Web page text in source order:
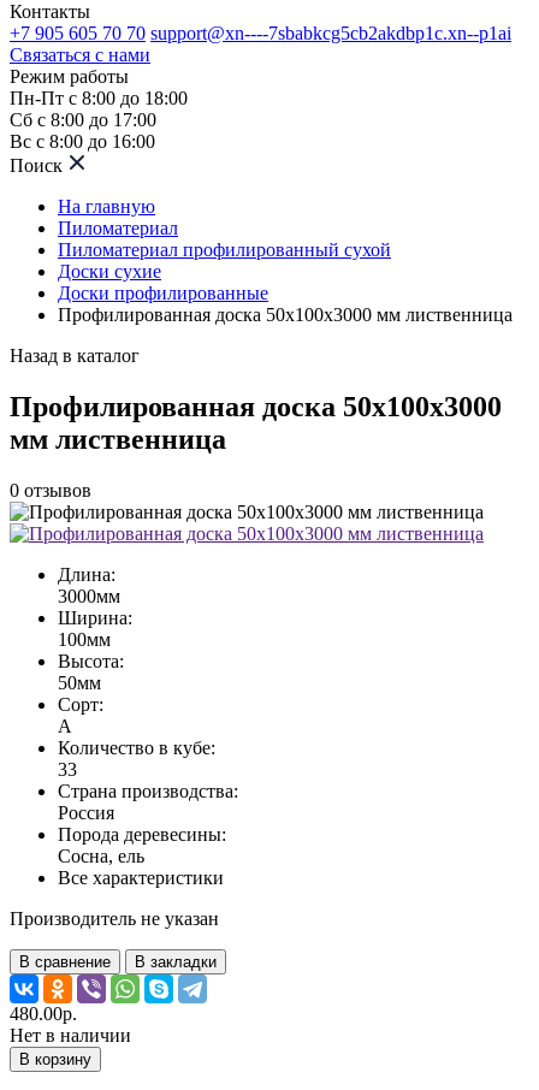
Контакты
+7 905 605 70 70 support@xn----7sbabkcg5cb2akdbp1c.xn--p1ai
Связаться с нами
Режим работы
Пн-Пт с 8:00 до 18:00
Сб с 8:00 до 17:00
Вс с 8:00 до 16:00
Поиск
На главную
Пиломатериал
Пиломатериал профилированный сухой
Доски сухие
Доски профилированные
Профилированная доска 50х100х3000 мм лиственница
Назад в каталог
Профилированная доска 50х100х3000
мм лиственница
0 отзывов
Длина:
3000мм
Ширина:
100мм
Высота:
50мм
Сорт:
А
Количество в кубе:
33
Страна производства:
Россия
Порода деревесины:
Сосна, ель
Все характеристики
Производитель не указан
В сравнение В закладки
480.00р.
Нет в наличии
В корзину